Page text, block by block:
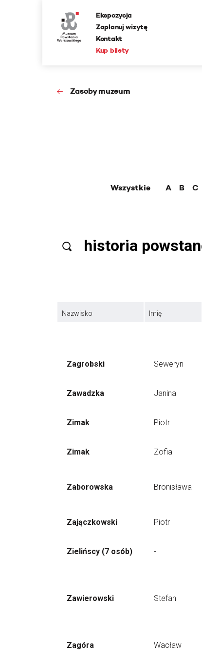
Ekspozycja
Zaplanuj wizytę
Kontakt
Kup bilety
Zasoby muzeum
Wszystkie A B C
Nazwisko Imię
Zagrobski Seweryn
Zawadzka Janina
Zimak Piotr
Zimak Zofia
Zaborowska Bronisława
Zajączkowski Piotr
Zielińscy (7 osób) -
Zawierowski Stefan
Zagóra Wacław